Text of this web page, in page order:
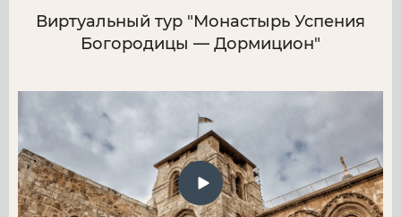
Виртуальный тур "Монастырь Успения
Богородицы — Дормицион"